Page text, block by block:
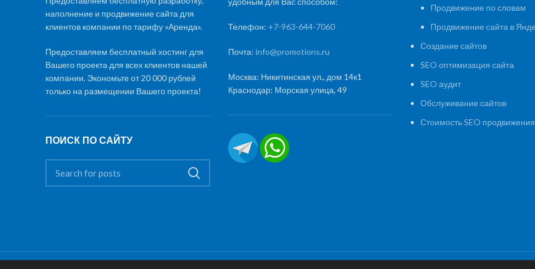
наполнение и продвижение сайта для
клиентов компании по тарифу «Аренда».
Предоставляем бесплатный хостинг для
Вашего проекта для всех клиентов нашей
компании. Экономьте от 20 000 рублей
только на размещении Вашего проекта!
ПОИСК ПО САЙТУ
Телефон: +7-963-644-7060
Почта: info@promotions.ru
Москва: Никитинская ул., дом 14к1
Краснодар: Морская улица, 49
Продвижение по словам
Продвижение сайта в
Создание сайтов
SEO оптимизация сайта
SEO аудит
Обслуживание сайтов
Стоимость SEO продвижения